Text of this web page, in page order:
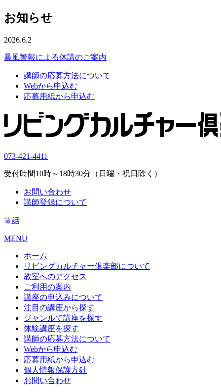
お知らせ
2026.6.2
暴風警報による休講のご案内
講師の応募方法について
Webから申込む
応募用紙から申込む
073-421-4411
受付時間10時～18時30分（日曜・祝日除く）
お問い合わせ
講師登録について
電話
MENU
ホーム
リビングカルチャー倶楽部について
教室へのアクセス
ご利用の案内
講座の申込みについて
注目の講座から探す
ジャンルで講座を探す
体験講座を探す
講師の応募方法について
Webから申込む
応募用紙から申込む
個人情報保護方針
お問い合わせ